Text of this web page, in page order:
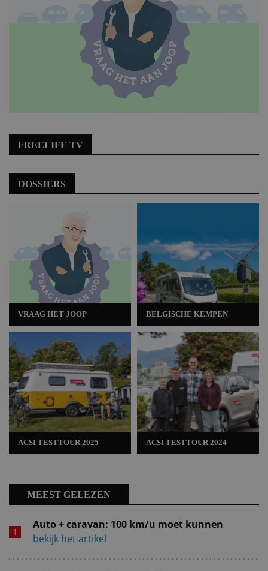
FREELIFE TV
DOSSIERS
VRAAG HET JOOP
ACSI TESTTOUR 2025
BELGISCHE KEMPEN
ACSI TESTTOUR 2024
MEEST GELEZEN
Auto + caravan: 100 km/u moet kunnen
bekijk het artikel